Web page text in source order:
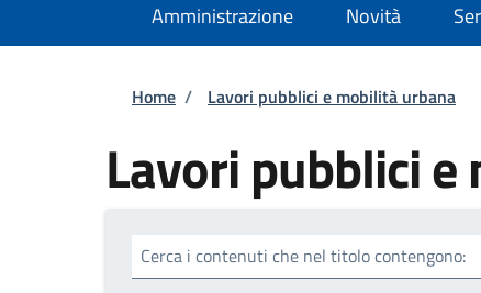
Amministrazione Novità
Briciole di pane
Home / Lavori pubblici e mobilità urbana
Lavori pubblici
Cerca i contenuti che nel titolo contengono: